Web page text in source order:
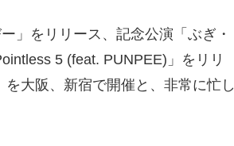
」をリリース、記念公演「ぶぎ・
5 (feat. PUNPEE)」をリリ
を大阪、新宿で開催と、非常に忙し